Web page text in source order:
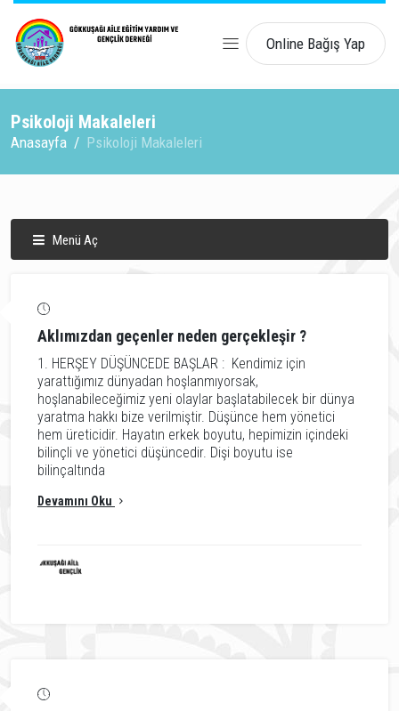
Online Bağış Yap
Psikoloji Makaleleri
Anasayfa Psikoloji Makaleleri
Menü Aç
Aklımızdan geçenler neden gerçekleşir ?
1. HERŞEY DÜŞÜNCEDE BAŞLAR : Kendimiz için
yarattığımız dünyadan hoşlanmıyorsak,
hoşlanabileceğimiz yeni olaylar başlatabilecek bir dünya
yaratma hakkı bize verilmiştir. Düşünce hem yönetici
hem üreticidir. Hayatın erkek boyutu, hepimizin içindeki
bilinçli ve yönetici düşüncedir. Dişi boyutu ise
bilinçaltında
Devamını Oku